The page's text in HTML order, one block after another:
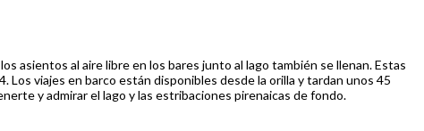
asientos al aire libre en los bares junto al lago también se llenan. Estas
viajes en barco están disponibles desde la orilla y tardan unos 45
y admirar el lago y las estribaciones pirenaicas de fondo.